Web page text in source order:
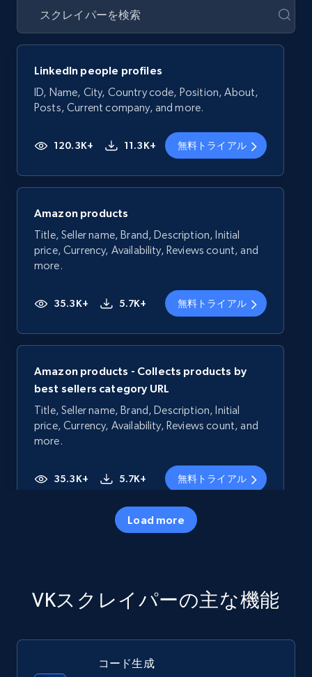
LinkedIn people profiles
ID, Name, City, Country code, Position, About,
Posts, Current company, and more.
120.3K+ 11.3K+ 無料トライアル
Amazon products
Title, Seller name, Brand, Description, Initial
price, Currency, Availability, Reviews count, and
more.
35.3K+ 5.7K+ 無料トライアル
Amazon products - Collects products by
best sellers category URL
Title, Seller name, Brand, Description, Initial
price, Currency, Availability, Reviews count, and
more.
35.3K+ 5.7K+ 無料トライアル
price, Currency, Availability, Reviews count, and
Load more
VKスクレイパーの主な機能
コード生成